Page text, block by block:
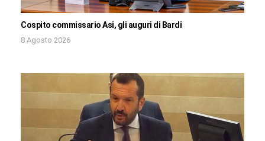
Cospito commissario Asi, gli auguri di Bardi
8 Agosto 2026